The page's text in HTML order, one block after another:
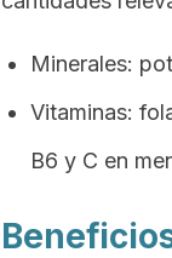
Minerales:
Vitaminas:
B6 y C en